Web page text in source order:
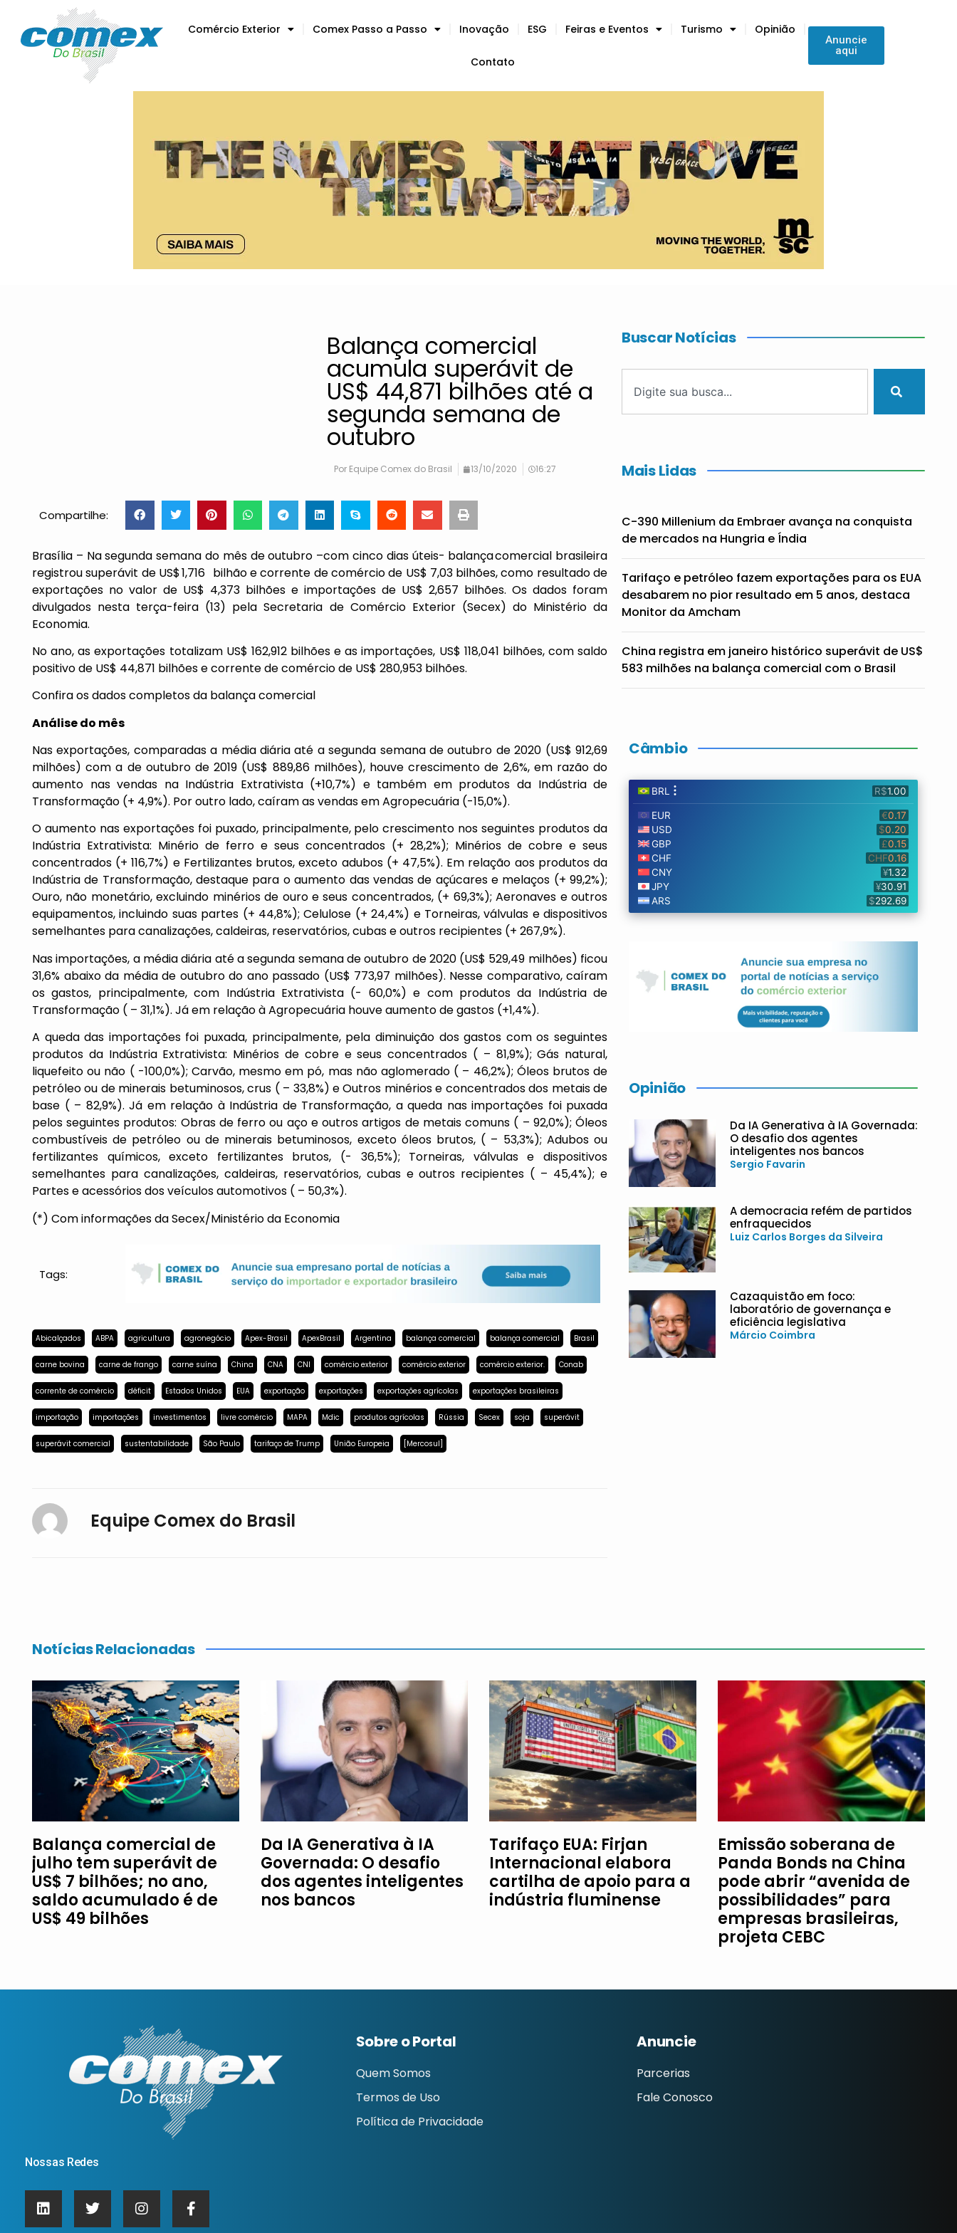
Comércio Exterior Comex Passo a Passo Inovação ESG Feiras e Eventos Turismo Opinião
Contato
Anuncie
aqui
Balança comercial
acumula superávit de
US$ 44,871 bilhões até a
segunda semana de
outubro
Por Equipe Comex do Brasil 13/10/2020 16:27
Compartilhe:
Brasília – Na segunda semana do mês de outubro –com cinco dias úteis- balança comercial brasileira
registrou superávit de US$ 1,716 bilhão e corrente de comércio de US$ 7,03 bilhões, como resultado de
exportações no valor de US$ 4,373 bilhões e importações de US$ 2,657 bilhões. Os dados foram
divulgados nesta terça-feira (13) pela Secretaria de Comércio Exterior (Secex) do Ministério da
Economia.
No ano, as exportações totalizam US$ 162,912 bilhões e as importações, US$ 118,041 bilhões, com saldo
positivo de US$ 44,871 bilhões e corrente de comércio de US$ 280,953 bilhões.
Confira os dados completos da balança comercial
Análise do mês
Nas exportações, comparadas a média diária até a segunda semana de outubro de 2020 (US$ 912,69
milhões) com a de outubro de 2019 (US$ 889,86 milhões), houve crescimento de 2,6%, em razão do
aumento nas vendas na Indústria Extrativista (+10,7%) e também em produtos da Indústria de
Transformação (+ 4,9%). Por outro lado, caíram as vendas em Agropecuária (-15,0%).
O aumento nas exportações foi puxado, principalmente, pelo crescimento nos seguintes produtos da
Indústria Extrativista: Minério de ferro e seus concentrados (+ 28,2%); Minérios de cobre e seus
concentrados (+ 116,7%) e Fertilizantes brutos, exceto adubos (+ 47,5%). Em relação aos produtos da
Indústria de Transformação, destaque para o aumento das vendas de açúcares e melaços (+ 99,2%);
Ouro, não monetário, excluindo minérios de ouro e seus concentrados, (+ 69,3%); Aeronaves e outros
equipamentos, incluindo suas partes (+ 44,8%); Celulose (+ 24,4%) e Torneiras, válvulas e dispositivos
semelhantes para canalizações, caldeiras, reservatórios, cubas e outros recipientes (+ 267,9%).
Nas importações, a média diária até a segunda semana de outubro de 2020 (US$ 529,49 milhões) ficou
31,6% abaixo da média de outubro do ano passado (US$ 773,97 milhões). Nesse comparativo, caíram
os gastos, principalmente, com Indústria Extrativista (- 60,0%) e com produtos da Indústria de
Transformação ( – 31,1%). Já em relação à Agropecuária houve aumento de gastos (+1,4%).
A queda das importações foi puxada, principalmente, pela diminuição dos gastos com os seguintes
produtos da Indústria Extrativista: Minérios de cobre e seus concentrados ( – 81,9%); Gás natural,
liquefeito ou não ( -100,0%); Carvão, mesmo em pó, mas não aglomerado ( – 46,2%); Óleos brutos de
petróleo ou de minerais betuminosos, crus ( – 33,8%) e Outros minérios e concentrados dos metais de
base ( – 82,9%). Já em relação à Indústria de Transformação, a queda nas importações foi puxada
pelos seguintes produtos: Obras de ferro ou aço e outros artigos de metais comuns ( – 92,0%); Óleos
combustíveis de petróleo ou de minerais betuminosos, exceto óleos brutos, ( – 53,3%); Adubos ou
fertilizantes químicos, exceto fertilizantes brutos, (- 36,5%); Torneiras, válvulas e dispositivos
semelhantes para canalizações, caldeiras, reservatórios, cubas e outros recipientes ( – 45,4%); e
Partes e acessórios dos veículos automotivos ( – 50,3%).
(*) Com informações da Secex/Ministério da Economia
Tags:
Abicalçados ABPA agricultura agronegócio Apex-Brasil ApexBrasil Argentina balança comercial balança comercial Brasil
carne bovina carne de frango carne suína China CNA CNI comércio exterior comércio exterior comércio exterior. Conab
corrente de comércio déficit Estados Unidos EUA exportação exportações exportações agrícolas exportações brasileiras
importação importações investimentos livre comércio MAPA Mdic produtos agrícolas Rússia Secex soja superávit
superávit comercial sustentabilidade São Paulo tarifaço de Trump União Europeia [Mercosul]
Equipe Comex do Brasil
Buscar Notícias
Mais Lidas
C-390 Millenium da Embraer avança na conquista
de mercados na Hungria e Índia
Tarifaço e petróleo fazem exportações para os EUA
desabarem no pior resultado em 5 anos, destaca
Monitor da Amcham
China registra em janeiro histórico superávit de US$
583 milhões na balança comercial com o Brasil
Câmbio
Opinião
Da IA Generativa à IA Governada:
O desafio dos agentes
inteligentes nos bancos
Sergio Favarin
A democracia refém de partidos
enfraquecidos
Luiz Carlos Borges da Silveira
Cazaquistão em foco:
laboratório de governança e
eficiência legislativa
Márcio Coimbra
Notícias Relacionadas
Balança comercial de
julho tem superávit de
US$ 7 bilhões; no ano,
saldo acumulado é de
US$ 49 bilhões
Da IA Generativa à IA
Governada: O desafio
dos agentes inteligentes
nos bancos
Tarifaço EUA: Firjan
Internacional elabora
cartilha de apoio para a
indústria fluminense
Emissão soberana de
Panda Bonds na China
pode abrir “avenida de
possibilidades” para
empresas brasileiras,
projeta CEBC
Nossas Redes
Sobre o Portal
Quem Somos
Termos de Uso
Política de Privacidade
Anuncie
Parcerias
Fale Conosco